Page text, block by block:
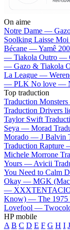
On aime
Notre Dame —
Soolking Laisse
Bécane —Yamê
— Tiakola Outro —
— Gazo & Tiakola
La League —
— PLK No love —
Top traduction
Traduction
Traduction Drivers
Taylor Swift
Seya — Morad
Morado — J Balvin
Traduction Rapture
Michele Morrone
Yours — Avicii
You Need to Calm
Okay — MGK
—
Know) — The 1975
Lovefool —
HP mobile
A B C D E F G H I J